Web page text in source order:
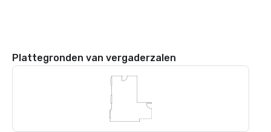
Plattegronden van vergaderzalen